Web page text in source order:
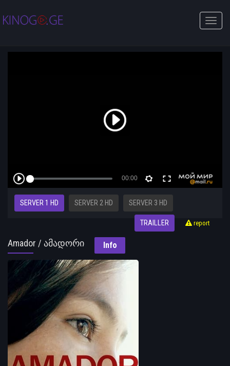
Toggle
SERVER 1 HD SERVER 2 HD SERVER 3 HD
TRAILLER report
Amador / ამადორი Info